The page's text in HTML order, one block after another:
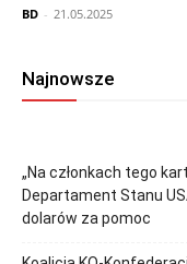
BD - 21.05.2025
Najnowsze
„Na członkach tego
Departament Stanu
dolarów za pomoc